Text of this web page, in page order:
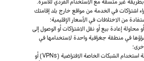
اشتراكات في الخدمة من مواقع خارج بلد إقامتك
من الاختلافات في الأسعار الإقليمية؛
محاولة إعادة بيع أو نقل الاشتراكات أو الوصول إلى
في منطقة جغرافية واحدة لاستخدامها في
استخدام أو محاولة استخدام الشبكات الخاصة الافتراضية (VPNs) أو